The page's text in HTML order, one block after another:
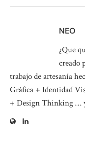
NEO
¿Que
creado
trabajo de artesanía
Gráfica + Identidad
+ Design Thinking …